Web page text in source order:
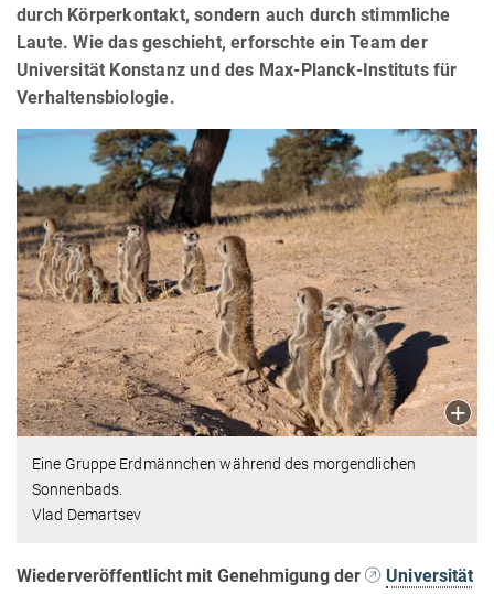
durch Körperkontakt, sondern auch durch stimmliche
Laute. Wie das geschieht, erforschte ein Team der
Universität Konstanz und des Max-Planck-Instituts für
Verhaltensbiologie.
Eine Gruppe Erdmännchen während des morgendlichen
Sonnenbads.
Vlad Demartsev
Wiederveröffentlicht mit Genehmigung der
Universität